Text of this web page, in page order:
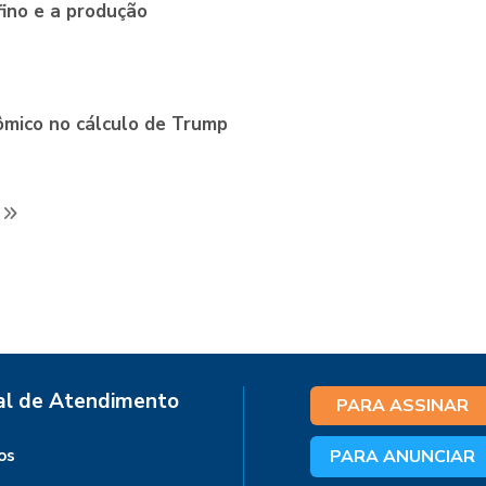
e a produção
no cálculo de Trump
de Atendimento PARA ASSINAR
PARA ANUNCIAR